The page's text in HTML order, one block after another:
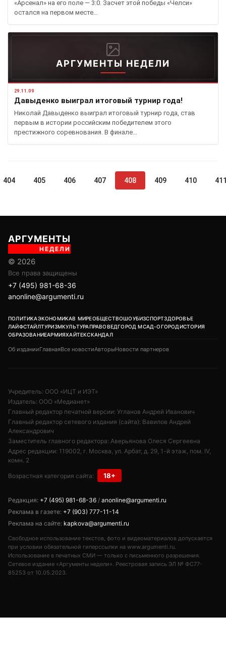
«Арсенал» на его поле — 3:0. Засчет этой победы «Челси»
остался на первом месте…
АРГУМЕНТЫ НЕДЕЛИ
29.11.09
Давыденко выиграл итоговый турнир года!
Николай Давыденко выиграл итоговый турнир года, став
первым в истории российским победителем этого
престижного соревнования. В финале…
404 405 406 407 408 409 410
АРГУМЕНТЫ
НЕДЕЛИ
© 2026
Все права защищены
+7 (495) 981-68-36
anonline@argumenti.ru
ПОЛИТИКАЭКОНОМИКАВ МИРЕОБЩЕСТВОШОУБИЗСПОРТЗДОРОВЬЕ
ЛАЙФСТАЙЛТУРИЗМКУЛЬТУРАПРАВОВЕДГОРОД МСАД-ОГОРОДИСТОРИЯ
ОБРАЗОВАНИЕАРМИЯХАЙТЕКСКАНДАЛ
Об изданииГлавнаяВсе новостиАвторыНовости партнеров
Учредитель: ООО «ИЦТ и ИЭТ»
Издатель: ООО «Медианет»
Главный редактор печатной версии: Угланов Андрей Иванович
Главный редактор сетевого издания (сайта): Вавилов Андрей
Александрович
Заместитель главного редактора: Аверьянова Олеся Сергеевна
Адрес редакции: 119002, г. Москва, ул. Арбат, д. 29, 1-й этаж, пом. IV,
комн. 2
Возрастная категория сайта: 18+
Редакция: +7 (495) 981-68-36 / anonline@argumenti.ru
Реклама в газете: +7 (903) 777-11-14
Реклама на сайте: kapkova@argumenti.ru
Свободное использование текстов, фото и видеоматериалов допускается
при условии обязательной гиперссылки на www.argumenti.ru.
Использование в печатных СМИ — только с письменного разрешения.
Сетевое издание «Аргументы недели». Реестровая запись ЭЛ № ФС77-
85253 от 10.05.2023.